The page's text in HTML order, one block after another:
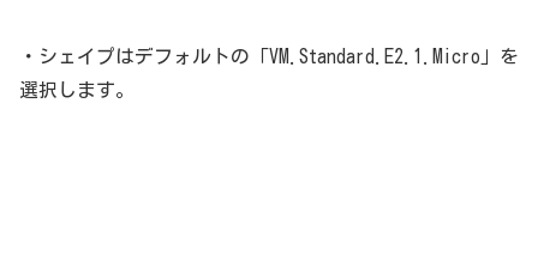
・シェイプはデフォルトの「VM.Standard.E2.1.Micro」を
選択します。